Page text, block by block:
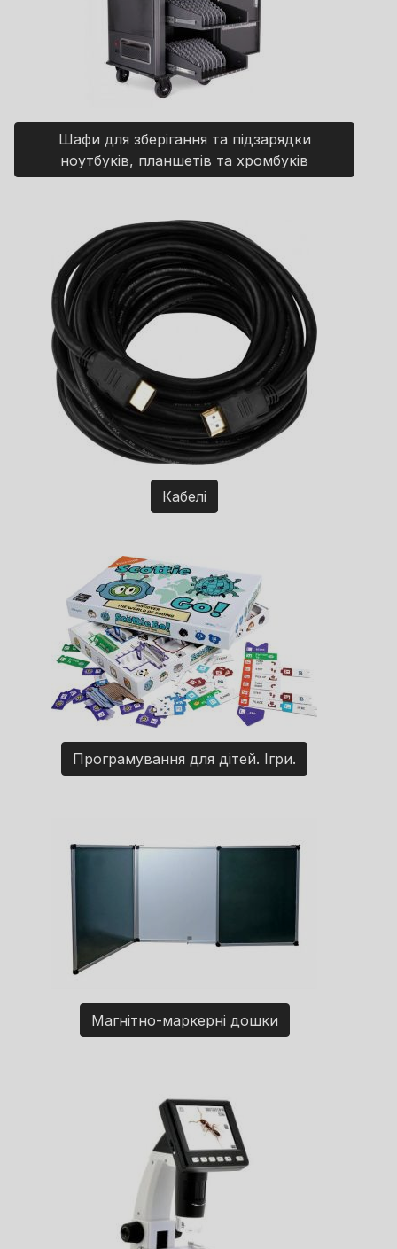
Шафи для зберігання та підзарядки
ноутбуків, планшетів та хромбуків
Кабелі
Програмування для дітей. Ігри.
Магнітно-маркерні дошки